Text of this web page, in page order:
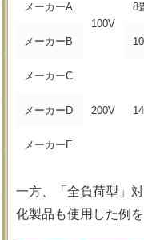
メーカーA
100V
8
メーカーB
メーカーC
200V
メーカーD
メーカーE
一方、「全負荷型」
化製品も使用した例